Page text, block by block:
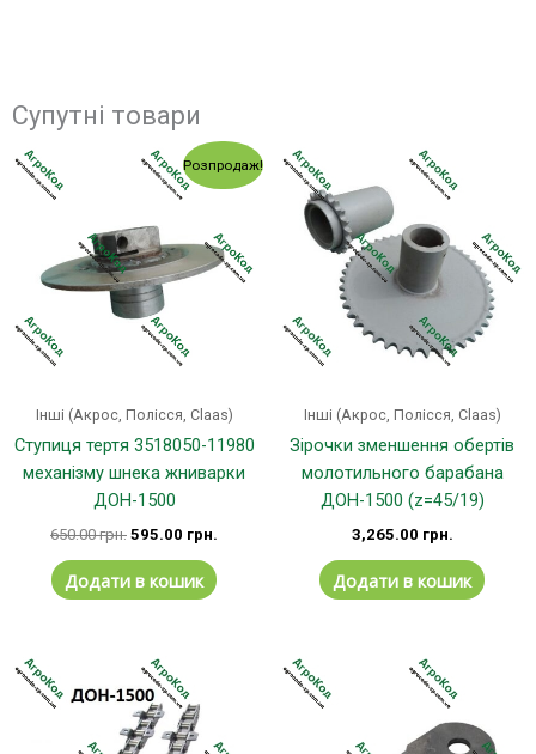
Супутні товари
Розпродаж!
Інші (Акрос, Полісся, Claas)
Ступиця тертя 3518050-11980
механізму шнека жниварки
ДОН-1500
650.00грн.
Оригінальна
ціна:
650.00 грн..
595.00 грн.
Поточна
ціна:
595.00 грн..
Додати в кошик
Інші (Акрос, Полісся, Claas)
Зірочки зменшення обертів
молотильного барабана
ДОН-1500 (z=45/19)
3,265.00 грн.
Додати в кошик